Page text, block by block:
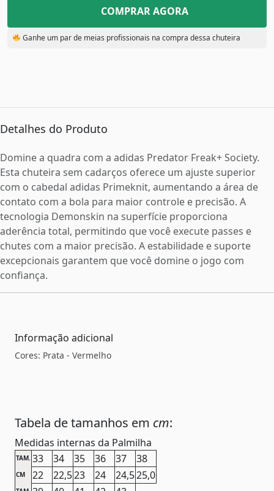
COMPRAR AGORA
Ganhe um par de meias profissionais na compra dessa chuteira
Detalhes do Produto
Domine a quadra com a adidas Predator Freak+ Society.
Esta chuteira sem cadarços oferece um ajuste superior
com o cabedal adidas Primeknit, aumentando a área de
contato com a bola para maior controle e precisão. A
tecnologia Demonskin na superfície proporciona
aderência total, permitindo que você execute passes e
chutes com a maior precisão. A estabilidade e suporte
excepcionais garantem que você domine o jogo com
confiança.
Informação adicional
Cores: Prata - Vermelho
Tabela de tamanhos em cm:
Medidas internas da Palmilha
TAM. 33 34 35 36 37 38
CM 22 22,523 24 24,525,0